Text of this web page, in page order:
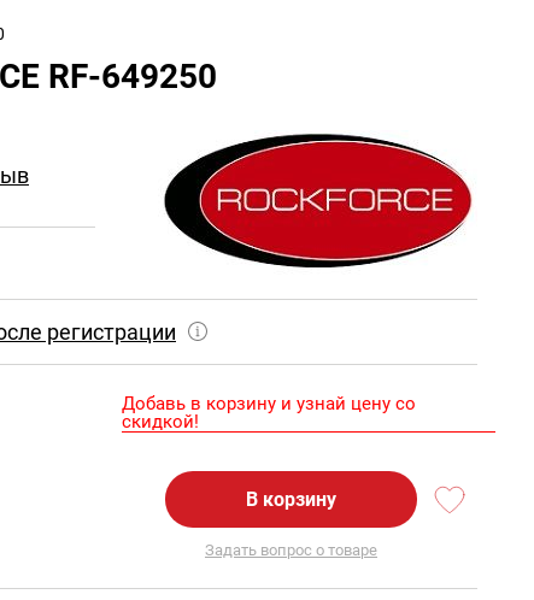
RF-649250
регистрации
Добавь в корзину и узнай цену со
скидкой!
В корзину
Задать вопрос о товаре